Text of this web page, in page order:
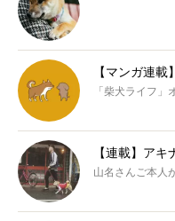
【マンガ連
「柴犬ライフ」
【連載】ア
山名さんご本人